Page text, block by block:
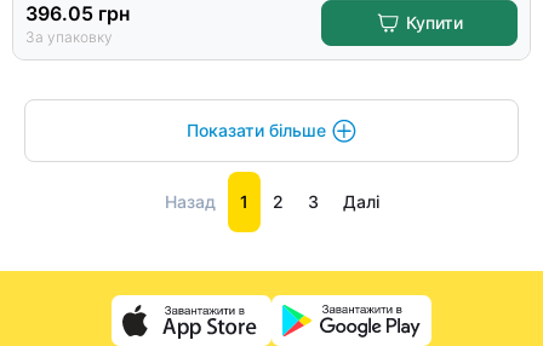
396.05 грн
За упаковку
Купити
Показати більше
Назад 1 2 3 Далі